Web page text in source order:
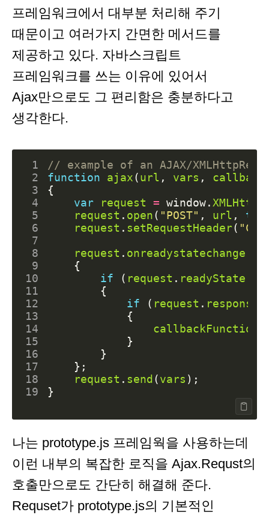
프레임워크에서 대부분 처리해 주기
때문이고 여러가지 간면한 메서드를
제공하고 있다. 자바스크립트
프레임워크를 쓰는 이유에 있어서
Ajax만으로도 그 편리함은 충분하다고
생각한다.
1
2
function ajax(url , vars ,
3
{
4
var request = window.
5
request . open( "POST" , url ,
6
request . setRequestHeader(
7
8
request . onreadystatechange
9
{
10
if ( request . readyState
11
{
12
if ( request .
13
{
14
callbackFunction
15
}
16
}
17
};
18
request . send (vars );
19
}
나는 prototype.js 프레임웍을 사용하는데
이런 내부의 복잡한 로직을 Ajax.Requst의
호출만으로도 간단히 해결해 준다.
Requset가 prototype.js의 기본적인